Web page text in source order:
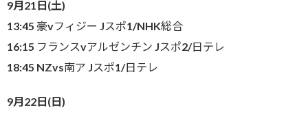
9月21日(土)
13:45 豪vフィジー Jスポ1/NHK総合
16:15 フランスvアルゼンチン Jスポ2/日テレ
18:45 NZvs南ア Jスポ1/日テレ
9月22日(日)